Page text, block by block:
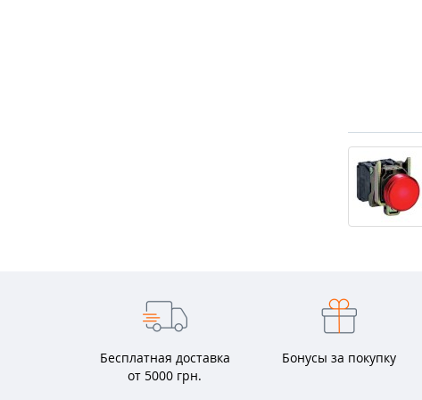
Бесплатная доставка
от 5000 грн.
Бонусы за покупку